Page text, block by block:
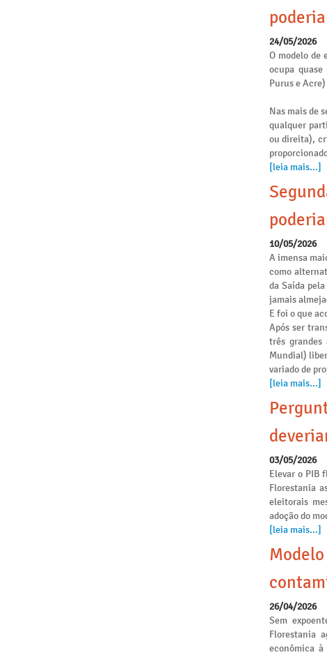
24/05/2026
O modelo de
ocupa
Purus e
Nas mais de
qualquer
ou direita),
[leia mais...]
10/05/2026
A imensa
como
da Saída
jamais
E foi o que
Após ser
três grandes
Mundial)
variado de
[leia mais...]
03/05/2026
Elevar o PIB
Florestania
eleitorais
adoção do
[leia mais...]
26/04/2026
Sem
Florestania
econômica à